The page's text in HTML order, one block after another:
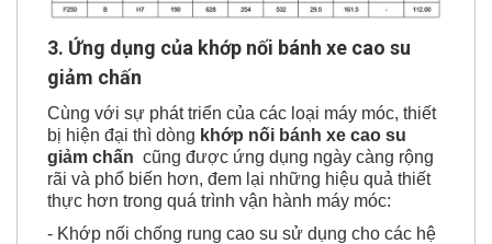
3. Ứng dụng của khớp nối bánh xe cao su
giảm chấn
Cùng với sự phát triển của các loại máy móc, thiết
bị hiện đại thì dòng khớp nối bánh xe cao su
giảm chấn cũng được ứng dụng ngày càng rộng
rãi và phổ biến hơn, đem lại những hiệu quả thiết
thực hơn trong quá trình vận hành máy móc:
- Khớp nối chống rung cao su sử dụng cho các hệ